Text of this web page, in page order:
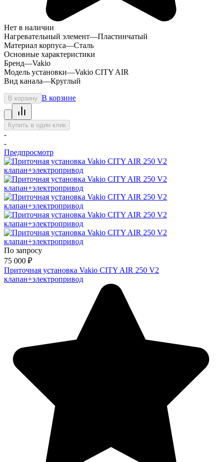
Нет в наличии
Нагревательный элемент—Пластинчатый
Материал корпуса—Сталь
Основные характеристики
Бренд—Vakio
Модель установки—Vakio CITY AIR
Вид канала—Круглый
В корзину В корзине
Купить в один клик
-
-
Предпросмотр
По запросу
75 000 ₽
Приточная установка Vakio CITY AIR 250 V2
клапан+электропривод